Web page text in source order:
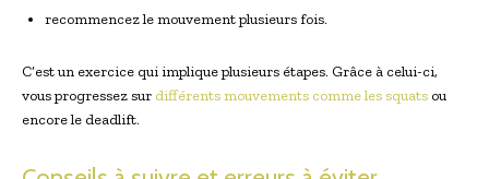
recommencez le mouvement plusieurs fois.
C’est un exercice qui implique plusieurs étapes. Grâce à celui-ci,
vous progressez sur différents mouvements comme les squats ou
encore le deadlift.